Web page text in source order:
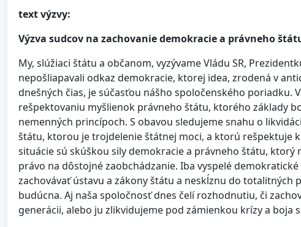
text výzvy:
Výzva sudcov na zachovanie demokracie a právneho
My, slúžiaci štátu a občanom, vyzývame Vládu SR,
nepošliapavali odkaz demokracie, ktorej idea, zrodená v
dnešných čias, je súčasťou nášho spoločenského poriadku.
rešpektovaniu myšlienok právneho štátu, ktorého základy
nemenných princípoch. S obavou sledujeme snahu o
štátu, ktorou je trojdelenie štátnej moci, a ktorú rešpektuje
situácie sú skúškou sily demokracie a právneho štátu, ktorý
právo na dôstojné zaobchádzanie. Iba vyspelé
zachovávať ústavu a zákony štátu a neskĺznu do
budúcna. Aj naša spoločnosť dnes čelí rozhodnutiu, či
generácii, alebo ju zlikvidujeme pod zámienkou krízy a boja